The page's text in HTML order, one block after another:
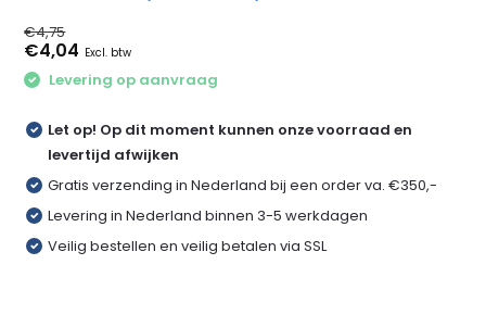
€4,75
€4,04 Excl. btw
Levering op aanvraag
Let op! Op dit moment kunnen onze voorraad en
levertijd afwijken
Gratis verzending in Nederland bij een order va. €350,-
Levering in Nederland binnen 3-5 werkdagen
Veilig bestellen en veilig betalen via SSL